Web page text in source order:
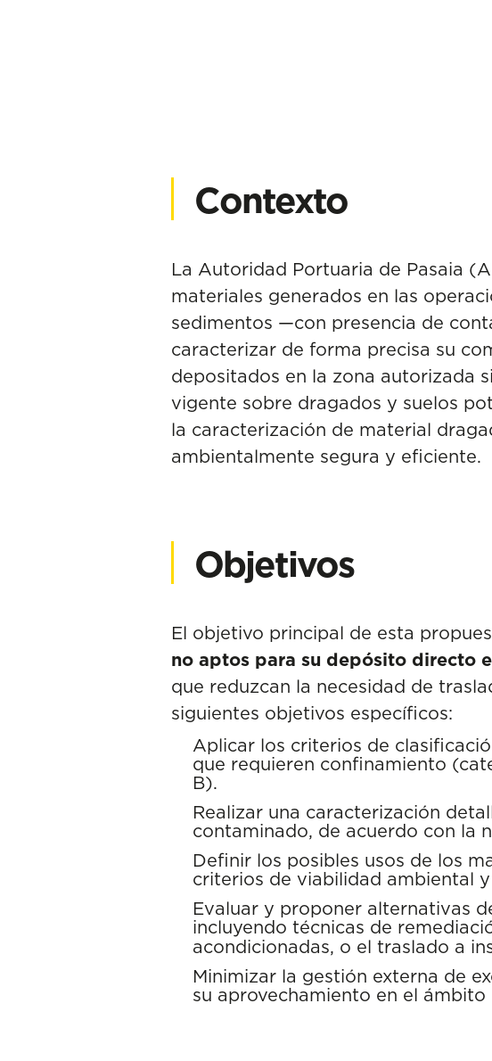
Contexto
La Autoridad Portuaria de Pasaia
materiales generados en las
sedimentos —con presencia de
caracterizar de forma precisa su
depositados en la zona autorizada
vigente sobre dragados y suelos
la caracterización de material
ambientalmente segura y eficiente.
Objetivos
El objetivo principal de esta
no aptos para su depósito directo
que reduzcan la necesidad de
siguientes objetivos específicos:
Aplicar los criterios de
que requieren confinamiento
B).
Realizar una caracterización
contaminado, de acuerdo con la
Definir los posibles usos de los
criterios de viabilidad ambiental
Evaluar y proponer alternativas
incluyendo técnicas de
acondicionadas, o el traslado a
Minimizar la gestión externa de
su aprovechamiento en el